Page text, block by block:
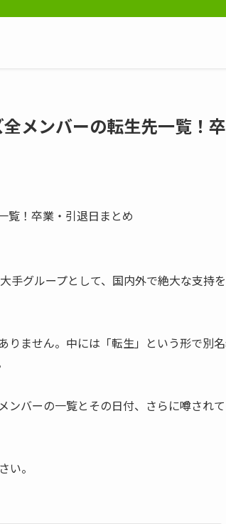
メンバーの転生先一覧！卒
手グループとして、国内外で絶大な支持
りません。中には「転生」という形で別
ンバーの一覧とその日付、さらに噂され
い。